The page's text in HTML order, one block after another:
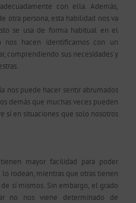
con ella. Además,
otra persona, esta habilidad nos va
se usa de forma habitual en el
hacen identificarnos con un
comprendiendo sus necesidades y
nos puede hacer sentir abrumados
demás que muchas veces pueden
sí en situaciones que solo nosotros
mayor facilidad para poder
rodean, mientras que otras tienen
sí mismos. Sin embargo, el grado
no nos viene determinado de